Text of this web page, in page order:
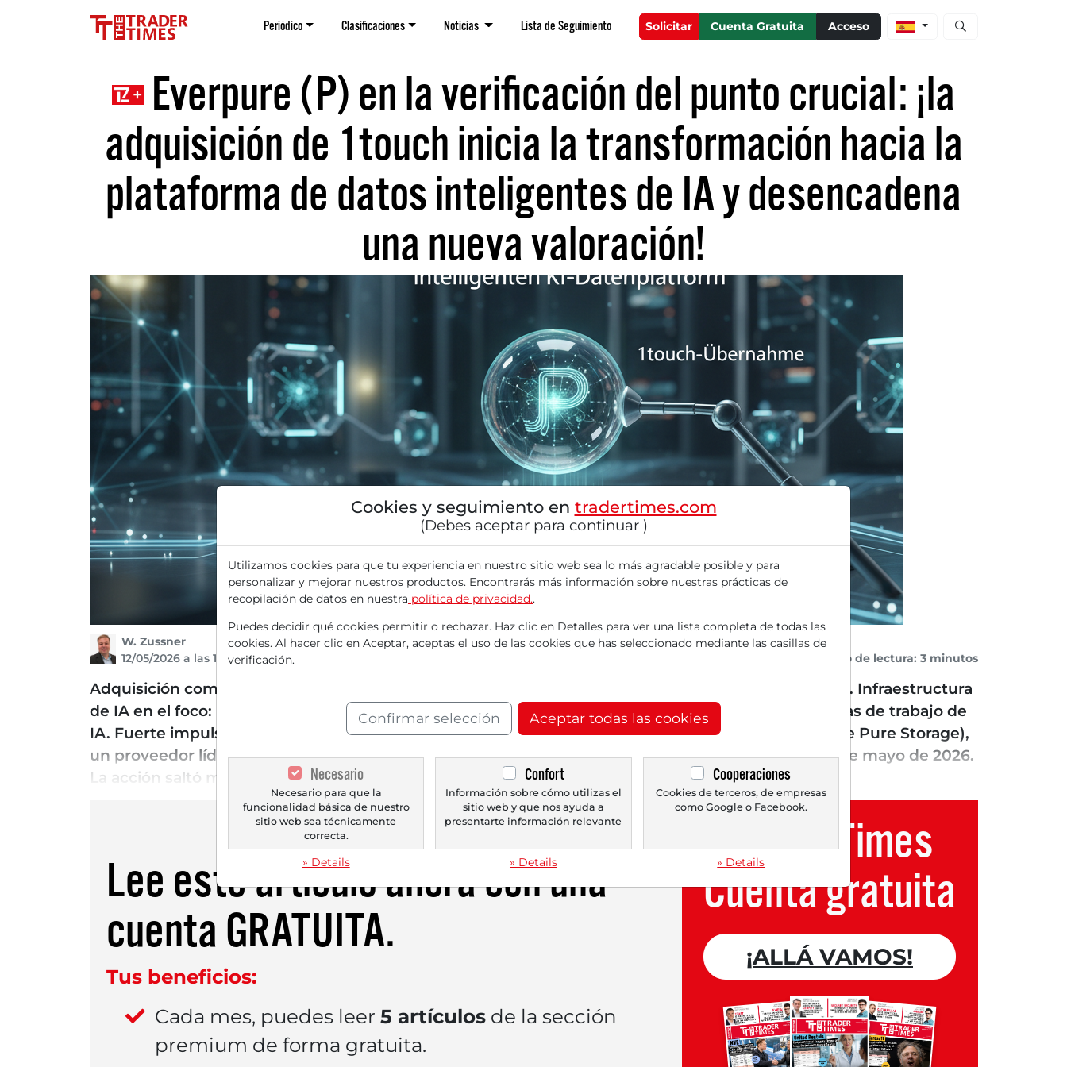
Periódico Clasificaciones Noticias Lista de Seguimiento Solicitar Cuenta Gratuita Acceso Abrir búsqueda de
Everpure (P) en la verificación del punto crucial: ¡la
adquisición de 1touch inicia la transformación hacia la
plataforma de datos inteligentes de IA y desencadena
una nueva valoración!
W. Zussner
12/05/2026 a las 11 h
Tiempo de lectura: 3 minutos
Adquisición completada: Integrada la tecnología de 1touch para la clasificación inteligente de datos. Infraestructura
de IA en el foco: Nuevas soluciones de software para Red Hat OpenShift facilitan la gestión de cargas de trabajo de
IA. Fuerte impulso: Los analistas ven objetivos de precio de hasta 110 USD. Everpure (anteriormente Pure Storage),
un proveedor líder de soluciones modernas de almacenamiento de datos, pudo entusiasmar el 11 de mayo de 2026.
La acción saltó más del 11 % durante el comercio. El desencadenante...
Lee este artículo ahora con una
cuenta GRATUITA.
Tus beneficios:
Cada mes, puedes leer 5 artículosde la sección
premium de forma gratuita.
Trader Times
Cuenta gratuita
¡ALLÁ VAMOS!
Cookies y seguimiento en tradertimes.com
(Debes aceptar para continuar )
Utilizamos cookies para que tu experiencia en nuestro sitio web sea lo más agradable posible y para
personalizar y mejorar nuestros productos. Encontrarás más información sobre nuestras prácticas de
recopilación de datos en nuestra política de privacidad..
Puedes decidir qué cookies permitir o rechazar. Haz clic en Detalles para ver una lista completa de todas las
cookies. Al hacer clic en Aceptar, aceptas el uso de las cookies que has seleccionado mediante las casillas de
verificación.
Confirmar selección Aceptar todas las cookies
Necesario
Necesario para que la
funcionalidad básica de nuestro
sitio web sea técnicamente
correcta.
» Details
Confort
Información sobre cómo utilizas el
sitio web y que nos ayuda a
presentarte información relevante
» Details
Cooperaciones
Cookies de terceros, de empresas
como Google o Facebook.
» Details